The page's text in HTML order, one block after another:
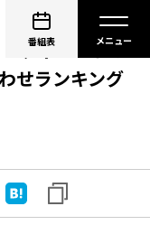
番組表
ディアによる
せランキング